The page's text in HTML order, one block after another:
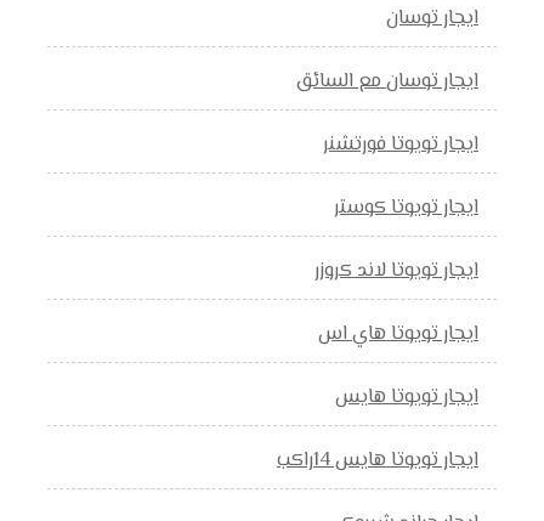
ايجار توسان
ايجار توسان مع السائق
ايجار تويوتا فورتشنر
ايجار تويوتا كوستر
ايجار تويوتا لاند كروزر
ايجار تويوتا هاي اس
ايجار تويوتا هايس
ايجار تويوتا هايس 14راكب